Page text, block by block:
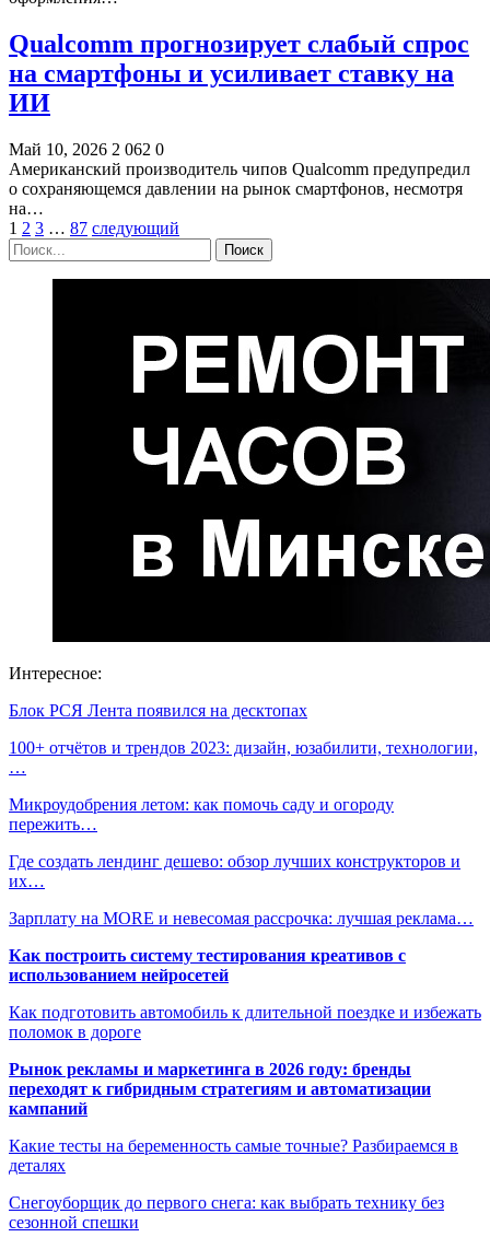
Qualcomm прогнозирует слабый спрос
на смартфоны и усиливает ставку на
ИИ
Май 10, 2026 2 062 0
Американский производитель чипов Qualcomm предупредил
о сохраняющемся давлении на рынок смартфонов, несмотря
на…
1 2 3 … 87 следующий
Интересное:
Блок РСЯ Лента появился на десктопах
100+ отчётов и трендов 2023: дизайн, юзабилити, технологии,
…
Микроудобрения летом: как помочь саду и огороду
пережить…
Где создать лендинг дешево: обзор лучших конструкторов и
их…
Зарплату на MORE и невесомая рассрочка: лучшая реклама…
Как построить систему тестирования креативов с
использованием нейросетей
Как подготовить автомобиль к длительной поездке и избежать
поломок в дороге
Рынок рекламы и маркетинга в 2026 году: бренды
переходят к гибридным стратегиям и автоматизации
кампаний
Какие тесты на беременность самые точные? Разбираемся в
деталях
Снегоуборщик до первого снега: как выбрать технику без
сезонной спешки